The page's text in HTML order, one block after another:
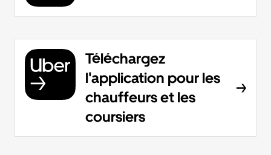
Téléchargez
l'application pour les
chauffeurs et les
coursiers